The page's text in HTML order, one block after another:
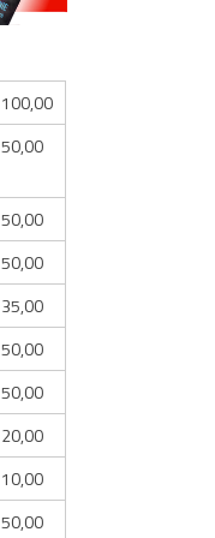
100,00
50,00
50,00
50,00
35,00
50,00
50,00
20,00
10,00
50,00